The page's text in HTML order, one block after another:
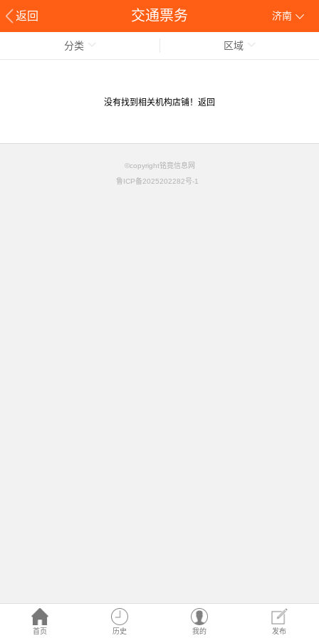
返回 济南
交通票务
首页 历史 我的 发布
分类 区域
没有找到相关机构店铺！ 返回
©copyright铭竟信息网
鲁ICP备2025202282号-1